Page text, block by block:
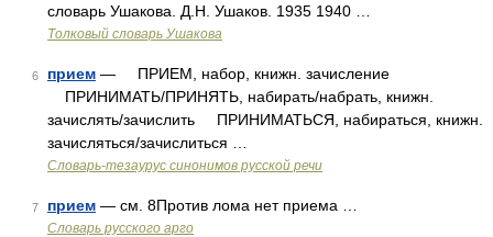
словарь Ушакова. Д.Н. Ушаков. 1935 1940 …
Толковый словарь Ушакова
6 прием — ПРИЕМ, набор, книжн. зачисление
ПРИНИМАТЬ/ПРИНЯТЬ, набирать/набрать, книжн.
зачислять/зачислить ПРИНИМАТЬСЯ, набираться, книжн.
зачисляться/зачислиться …
Словарь-тезаурус синонимов русской речи
7 прием — см. 8Против лома нет приема …
Словарь русского арго